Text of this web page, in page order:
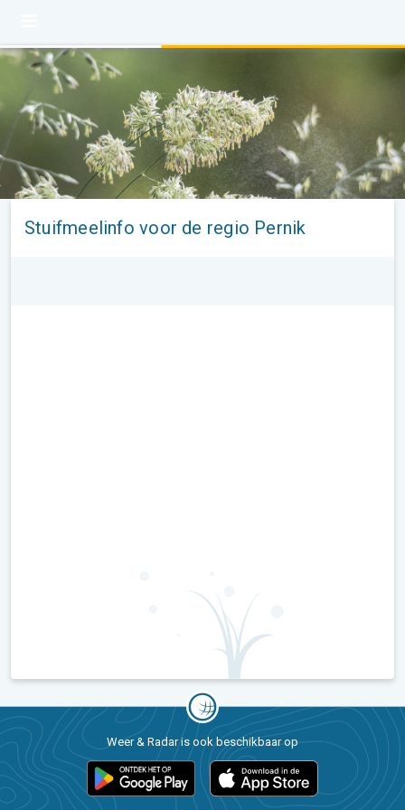
Stuifmeelinfo voor de regio Pernik
Weer & Radar is ook beschikbaar op